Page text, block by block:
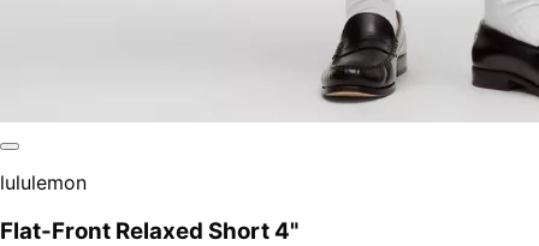
lululemon
Flat-Front Relaxed Short 4"